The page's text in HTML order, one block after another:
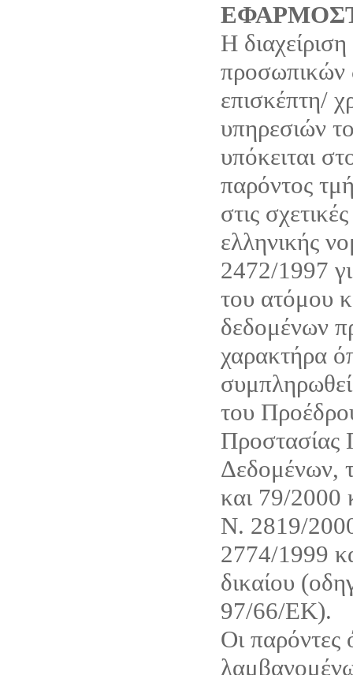
Η
προσωπικών
επισκέπτη/
υπηρεσιών
υπόκειται
παρόντος
στις
ελληνικής
2472/1997
του ατόμου
δεδομένων
χαρακτήρα
του
Προστασίας
Δεδομένων,
και 79/2000
Ν. 2819/
2774/1999
δικαίου
97/66/ΕΚ).
Οι παρόντες